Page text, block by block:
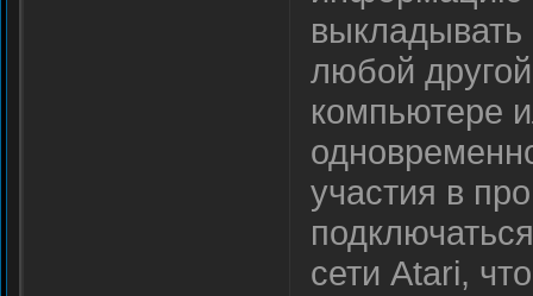
выкладывать
любой
компьютере
участия в
сети Atari,